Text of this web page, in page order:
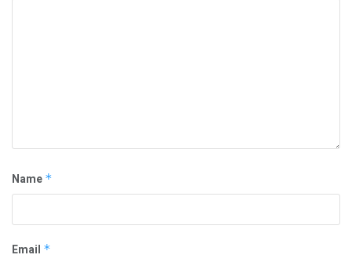
Name *
Email *